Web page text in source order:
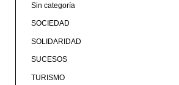
Sin categoría
SOCIEDAD
SOLIDARIDAD
SUCESOS
TURISMO